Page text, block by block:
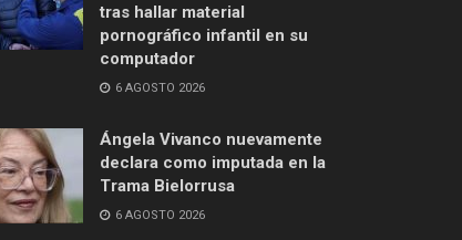
tras hallar material
pornográfico infantil en su
computador
6 AGOSTO 2026
Ángela Vivanco nuevamente
declara como imputada en la
Trama Bielorrusa
6 AGOSTO 2026